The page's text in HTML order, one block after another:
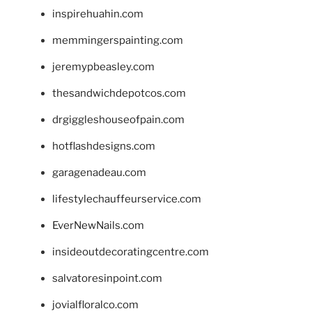
inspirehuahin.com
memmingerspainting.com
jeremypbeasley.com
thesandwichdepotcos.com
drgiggleshouseofpain.com
hotflashdesigns.com
garagenadeau.com
lifestylechauffeurservice.com
EverNewNails.com
insideoutdecoratingcentre.com
salvatoresinpoint.com
jovialfloralco.com